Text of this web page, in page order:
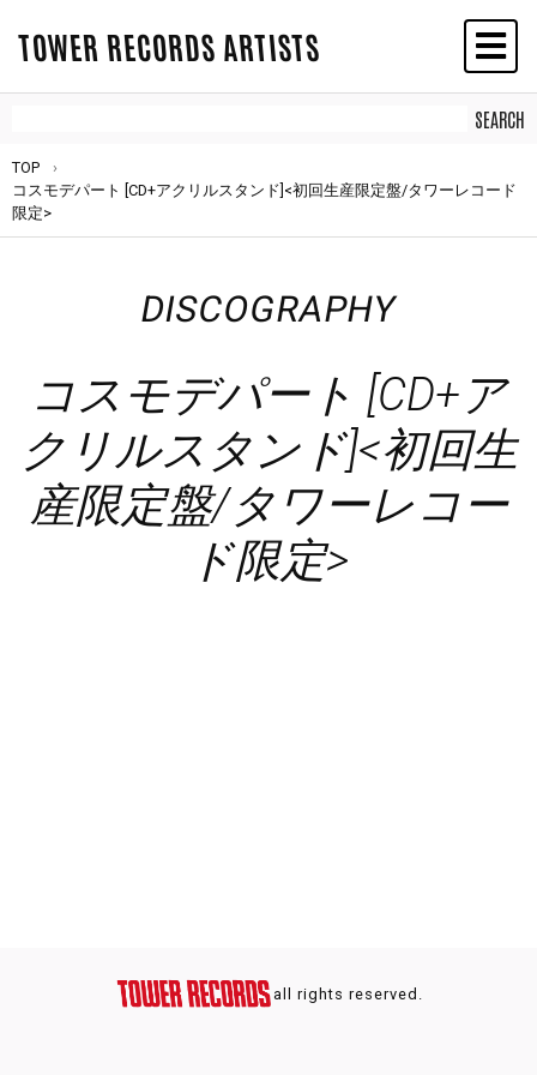
TOWER RECORDS ARTISTS
TOP
コスモデパート [CD+アクリルスタンド]<初回生産限定盤/タワーレコード
限定>
DISCOGRAPHY
コスモデパート [CD+ア
クリルスタンド]<初回生
産限定盤/タワーレコー
ド限定>
all rights reserved.